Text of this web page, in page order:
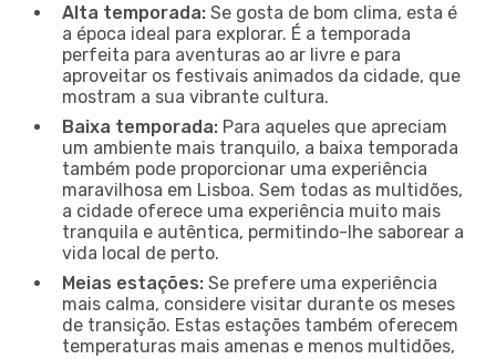
Alta temporada: Se gosta de bom clima, esta é
a época ideal para explorar. É a temporada
perfeita para aventuras ao ar livre e para
aproveitar os festivais animados da cidade, que
mostram a sua vibrante cultura.
Baixa temporada: Para aqueles que apreciam
um ambiente mais tranquilo, a baixa temporada
também pode proporcionar uma experiência
maravilhosa em Lisboa. Sem todas as multidões,
a cidade oferece uma experiência muito mais
tranquila e autêntica, permitindo-lhe saborear a
vida local de perto.
Meias estações: Se prefere uma experiência
mais calma, considere visitar durante os meses
de transição. Estas estações também oferecem
temperaturas mais amenas e menos multidões,